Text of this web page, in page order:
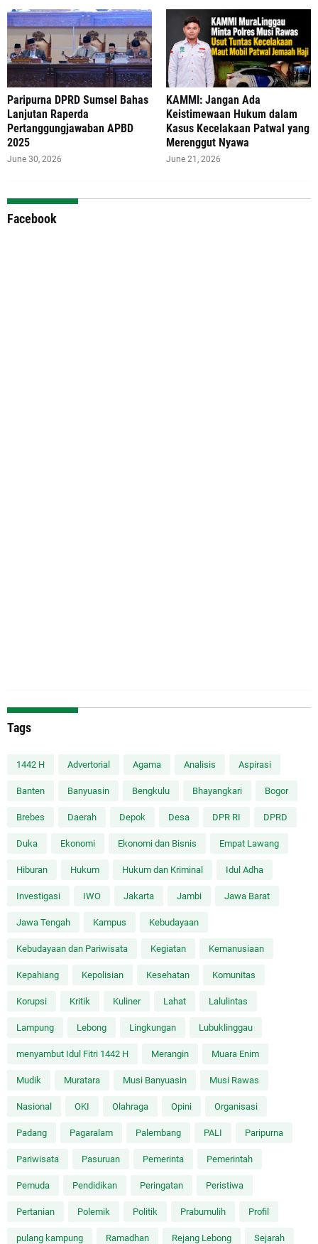
Paripurna DPRD Sumsel Bahas
Lanjutan Raperda
Pertanggungjawaban APBD
2025
June 30, 2026
‎KAMMI: Jangan Ada
Keistimewaan Hukum dalam
Kasus Kecelakaan Patwal yang
Merenggut Nyawa
June 21, 2026
Facebook
Tags
1442 H Advertorial Agama Analisis Aspirasi
Banten Banyuasin Bengkulu Bhayangkari Bogor
Brebes Daerah Depok Desa DPR RI DPRD
Duka Ekonomi Ekonomi dan Bisnis Empat Lawang
Hiburan Hukum Hukum dan Kriminal Idul Adha
Investigasi IWO Jakarta Jambi Jawa Barat
Jawa Tengah Kampus Kebudayaan
Kebudayaan dan Pariwisata Kegiatan Kemanusiaan
Kepahiang Kepolisian Kesehatan Komunitas
Korupsi Kritik Kuliner Lahat Lalulintas
Lampung Lebong Lingkungan Lubuklinggau
menyambut Idul Fitri 1442 H Merangin Muara Enim
Mudik Muratara Musi Banyuasin Musi Rawas
Nasional OKI Olahraga Opini Organisasi
Padang Pagaralam Palembang PALI Paripurna
Pariwisata Pasuruan Pemerinta Pemerintah
Pemuda Pendidikan Peringatan Peristiwa
Pertanian Polemik Politik Prabumulih Profil
pulang kampung Ramadhan Rejang Lebong Sejarah